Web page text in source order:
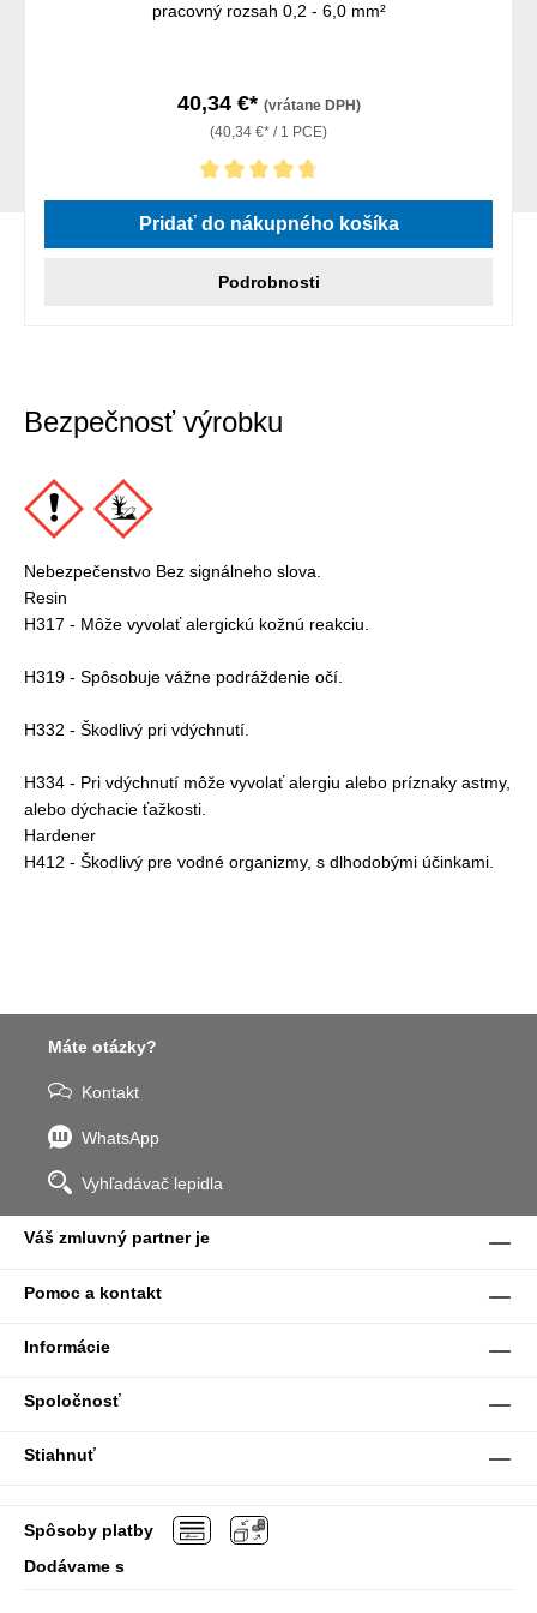
pracovný rozsah 0,2 - 6,0 mm²
40,34 €* (vrátane DPH)
(40,34 €* / 1 PCE)
Priemerné hodnotenie 4.86 z 5 hviezdičiek
Pridať do nákupného košíka
Podrobnosti
Bezpečnosť výrobku
Nebezpečenstvo Bez signálneho slova.
Resin
H317 - Môže vyvolať alergickú kožnú reakciu.
H319 - Spôsobuje vážne podráždenie očí.
H332 - Škodlivý pri vdýchnutí.
H334 - Pri vdýchnutí môže vyvolať alergiu alebo príznaky astmy,
alebo dýchacie ťažkosti.
Hardener
H412 - Škodlivý pre vodné organizmy, s dlhodobými účinkami.
Máte otázky?
Kontakt
WhatsApp
Vyhľadávač lepidla
Váš zmluvný partner je
Pomoc a kontakt
Informácie
Spoločnosť
Stiahnuť
Spôsoby platby
Dodávame s